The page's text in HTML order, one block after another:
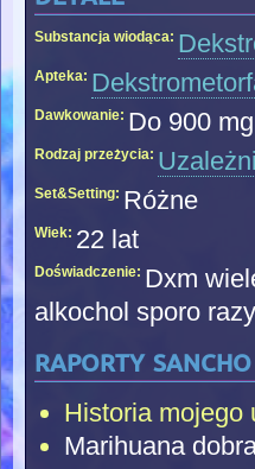
Substancja wiodąca:
Apteka:
Dawkowanie: Do 900 mg
Rodzaj przeżycia:
Set&Setting: Różne
Wiek: 22 lat
Doświadczenie: Dxm
alkochol sporo
raporty sancho
Historia mojego
Marihuana